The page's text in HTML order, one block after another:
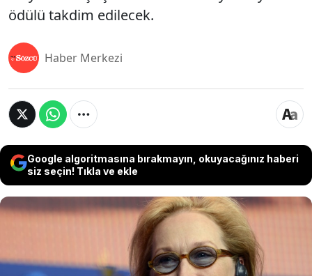
ödülü takdim edilecek.
Haber Merkezi
Google algoritmasına bırakmayın, okuyacağınız haberi
siz seçin! Tıkla ve ekle
Ünlü oyuncu Meryl Streep, Cannes Film
Festivali'nin önemli ödüllerinden biri olan